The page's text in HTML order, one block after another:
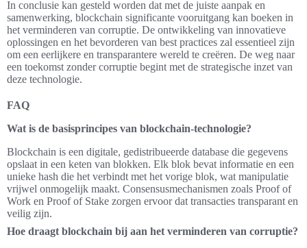
In conclusie kan gesteld worden dat met de juiste aanpak en
samenwerking, blockchain significante vooruitgang kan boeken in
het verminderen van corruptie. De ontwikkeling van innovatieve
oplossingen en het bevorderen van best practices zal essentieel zijn
om een eerlijkere en transparantere wereld te creëren. De weg naar
een toekomst zonder corruptie begint met de strategische inzet van
deze technologie.
FAQ
Wat is de basisprincipes van blockchain-technologie?
Blockchain is een digitale, gedistribueerde database die gegevens
opslaat in een keten van blokken. Elk blok bevat informatie en een
unieke hash die het verbindt met het vorige blok, wat manipulatie
vrijwel onmogelijk maakt. Consensusmechanismen zoals Proof of
Work en Proof of Stake zorgen ervoor dat transacties transparant en
veilig zijn.
Hoe draagt blockchain bij aan het verminderen van corruptie?